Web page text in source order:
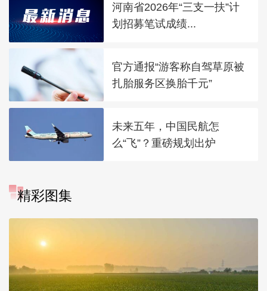
河南省2026年“三支一扶”计
划招募笔试成绩...
官方通报“游客称自驾草原被
扎胎服务区换胎千元”
未来五年，中国民航怎
么“飞”？重磅规划出炉
精彩图集